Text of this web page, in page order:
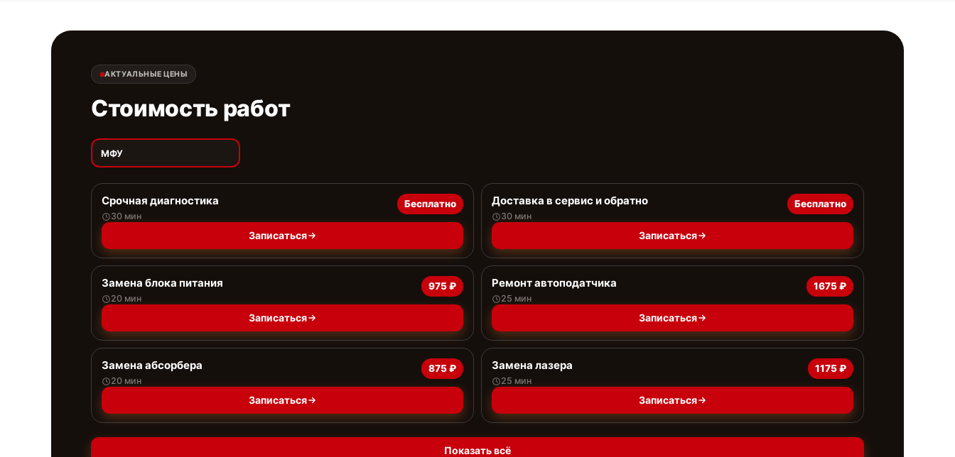
АКТУАЛЬНЫЕ ЦЕНЫ
Стоимость работ
МФУ
Срочная диагностика
30 мин
Бесплатно
Записаться
Доставка в сервис и обратно
30 мин
Бесплатно
Записаться
Замена блока питания
20 мин
975 ₽
Записаться
Ремонт автоподатчика
25 мин
1675 ₽
Записаться
Замена абсорбера
20 мин
875 ₽
Записаться
Замена лазера
25 мин
1175 ₽
Записаться
Показать всё